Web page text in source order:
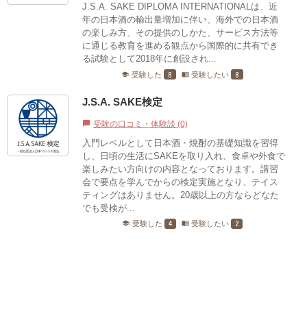
J.S.A. SAKE DIPLOMA INTERNATIONALは、近
年の日本酒の輸出量増加に伴い、海外での日本酒
の楽しみ方、その提供のしかた、サービス方法等
に通じる教育を進める観点から国際的に共有でき
る試験として2018年に創設され...
school 受験した 8 menu_book 受験したい 8
J.S.A. SAKE検定
chat_bubble 受験の口コミ・体験談 (0)
入門レベルとして日本酒・焼酎の基礎知識を習得
し、日頃の生活にSAKEを取り入れ、食卓や外食で
楽しみたい方向けの内容となっております。講習
会で要点を学んでからの検定実施となり、テイス
ティングはありません。20歳以上の方ならどなた
でも受検が...
school 受験した 4 menu_book 受験したい 2